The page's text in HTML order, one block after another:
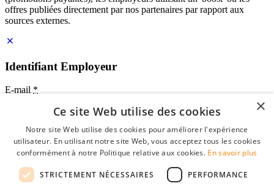
offres publiées directement par nos partenaires par rapport aux
sources externes.
Identifiant Employeur
E-mail *
Mot de passe
se souvenir de moi
mot de passe oublié?
×
Ce site Web utilise des cookies
Notre site Web utilise des cookies pour améliorer l'expérience
utilisateur. En utilisant notre site Web, vous acceptez tous les cookies
conformément à notre Politique relative aux cookies. En savoir plus
STRICTEMENT NÉCESSAIRES PERFORMANCE